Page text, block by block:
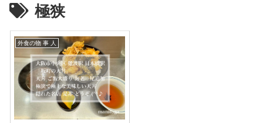
極狭
外食の物 事 人